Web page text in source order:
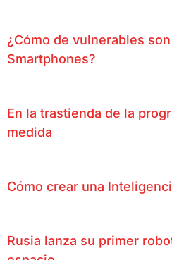
¿Cómo de vulnerables
Smartphones?
En la trastienda de la
medida
Cómo crear una
Rusia lanza su primer